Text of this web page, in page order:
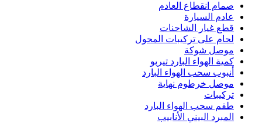
صمام انقطاع العادم
عادم السيارة
قطع غيار الشاحنات
لحام على تركيبات المحول
موصل شوكة
كمية الهواء البارد تيربو
أنبوب سحب الهواء البارد
موصل خرطوم نهاية
تركيبات
طقم سحب الهواء البارد
المبرد البيني الأنابيب